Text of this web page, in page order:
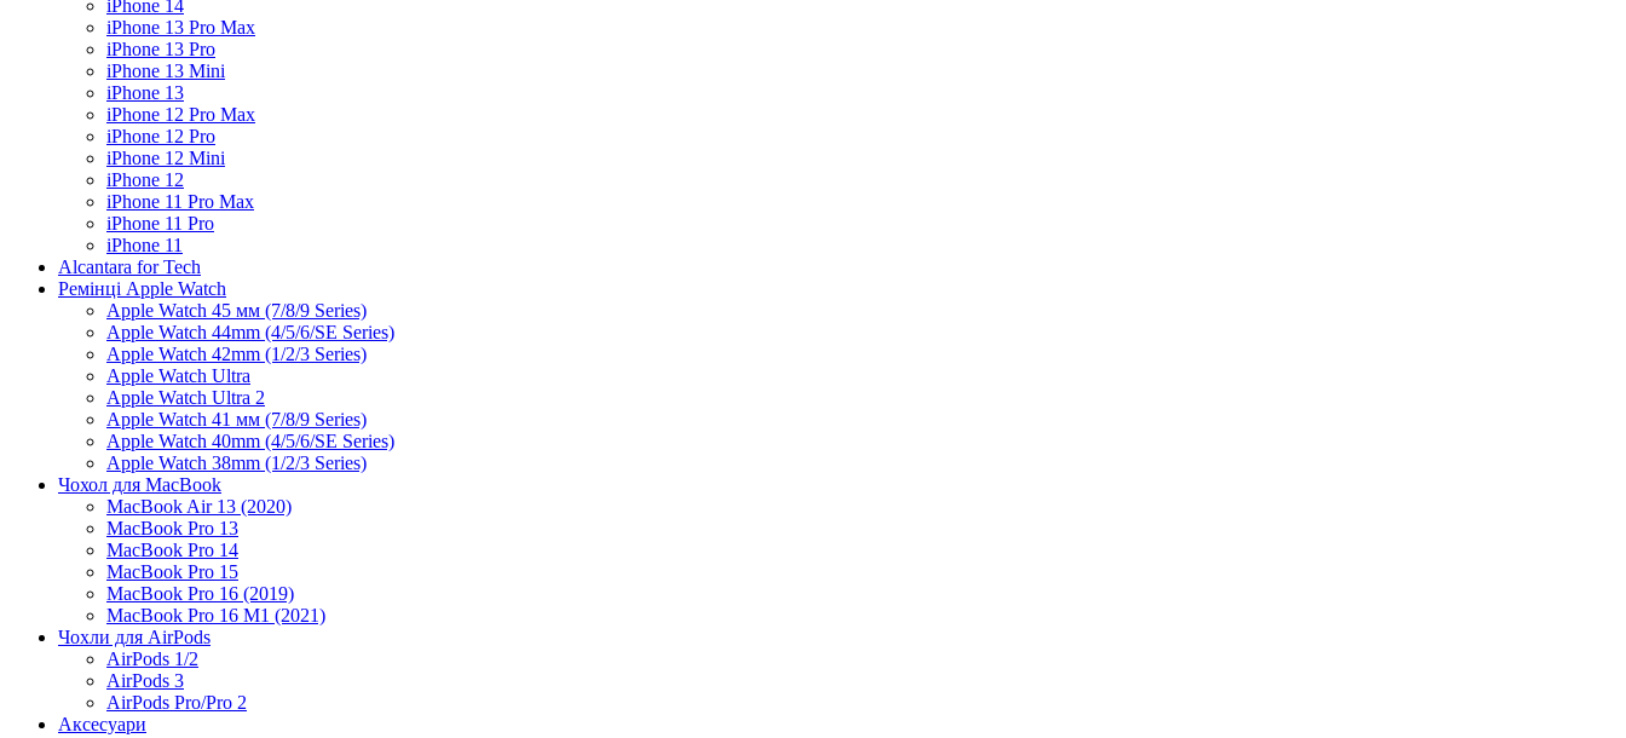
iPhone 14
iPhone 13 Pro Max
iPhone 13 Pro
iPhone 13 Mini
iPhone 13
iPhone 12 Pro Max
iPhone 12 Pro
iPhone 12 Mini
iPhone 12
iPhone 11 Pro Max
iPhone 11 Pro
iPhone 11
Alcantara for Tech
Ремінці Apple Watch
Apple Watch 45 мм (7/8/9 Series)
Apple Watch 44mm (4/5/6/SE Series)
Apple Watch 42mm (1/2/3 Series)
Apple Watch Ultra
Apple Watch Ultra 2
Apple Watch 41 мм (7/8/9 Series)
Apple Watch 40mm (4/5/6/SE Series)
Apple Watch 38mm (1/2/3 Series)
Чохол для MacBook
MacBook Air 13 (2020)
MacBook Pro 13
MacBook Pro 14
MacBook Pro 15
MacBook Pro 16 (2019)
MacBook Pro 16 M1 (2021)
Чохли для AirPods
AirPods 1/2
AirPods 3
AirPods Pro/Pro 2
Аксесуари